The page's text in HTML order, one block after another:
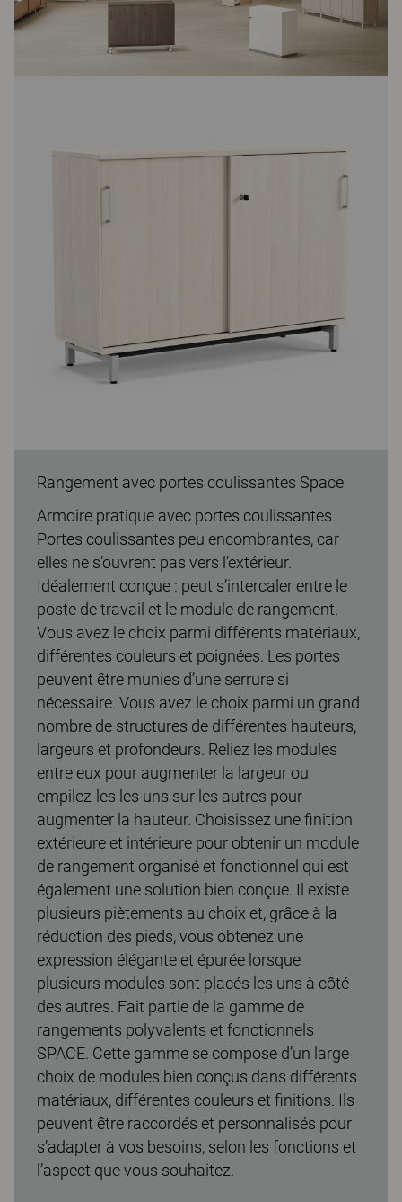
Rangement avec portes coulissantes Space
Armoire pratique avec portes coulissantes.
Portes coulissantes peu encombrantes, car
elles ne s’ouvrent pas vers l’extérieur.
Idéalement conçue : peut s’intercaler entre le
poste de travail et le module de rangement.
Vous avez le choix parmi différents matériaux,
différentes couleurs et poignées. Les portes
peuvent être munies d’une serrure si
nécessaire. Vous avez le choix parmi un grand
nombre de structures de différentes hauteurs,
largeurs et profondeurs. Reliez les modules
entre eux pour augmenter la largeur ou
empilez-les les uns sur les autres pour
augmenter la hauteur. Choisissez une finition
extérieure et intérieure pour obtenir un module
de rangement organisé et fonctionnel qui est
également une solution bien conçue. Il existe
plusieurs piètements au choix et, grâce à la
réduction des pieds, vous obtenez une
expression élégante et épurée lorsque
plusieurs modules sont placés les uns à côté
des autres. Fait partie de la gamme de
rangements polyvalents et fonctionnels
SPACE. Cette gamme se compose d’un large
choix de modules bien conçus dans différents
matériaux, différentes couleurs et finitions. Ils
peuvent être raccordés et personnalisés pour
s’adapter à vos besoins, selon les fonctions et
l’aspect que vous souhaitez.